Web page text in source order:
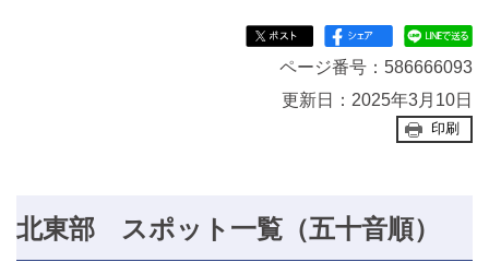
ページ番号：586666093
更新日：2025年3月10日
印刷
北東部 スポット一覧（五十音順）